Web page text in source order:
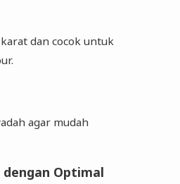
dan cocok untuk
agar mudah
Optimal